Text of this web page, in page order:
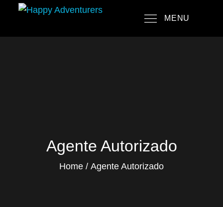
content
MENU
Agente Autorizado
Home Agente Autorizado